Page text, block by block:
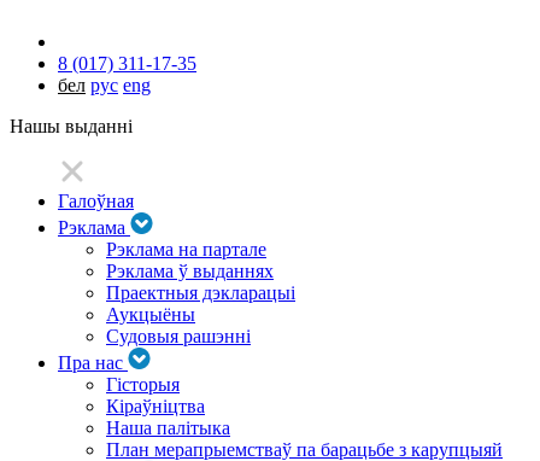
8 (017) 311-17-35
бел рус eng
Нашы выданні
Галоўная
Рэклама
Рэклама на партале
Рэклама ў выданнях
Праектныя дэкларацыі
Аукцыёны
Судовыя рашэнні
Пра нас
Гісторыя
Кіраўніцтва
Наша палітыка
План мерапрыемстваў па барацьбе з карупцыяй